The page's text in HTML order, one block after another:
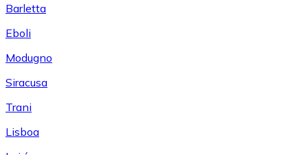
Barletta
Eboli
Modugno
Siracusa
Trani
Lisboa